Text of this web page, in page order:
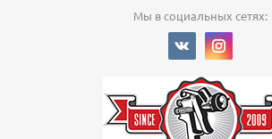
Мы в социальных сетях: